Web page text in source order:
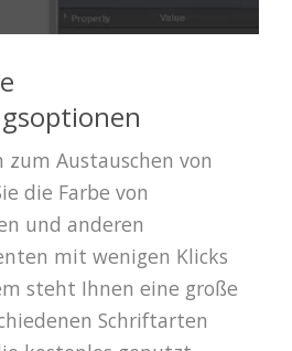
Austauschen von
die Farbe von
und anderen
mit wenigen Klicks
steht Ihnen eine große
Schriftarten